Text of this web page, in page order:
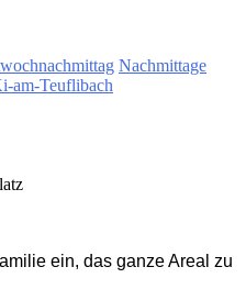
Nachmittage
am-Teuflibach
ein, das ganze Areal zu